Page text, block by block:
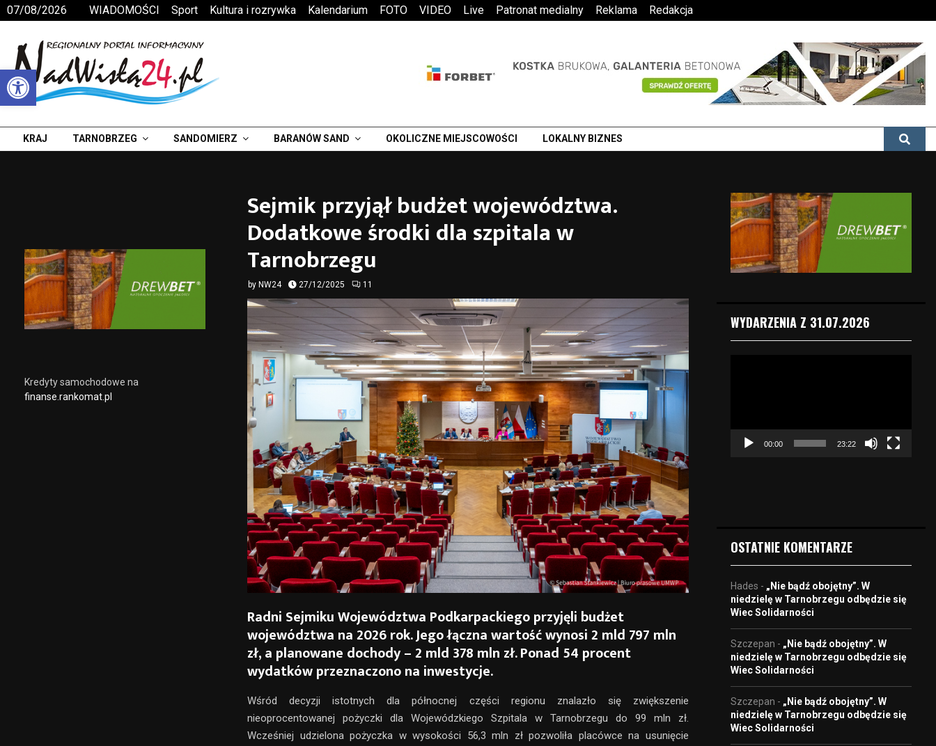
Otwórz pasek narzędzi
07/08/2026 WIADOMOŚCI Sport Kultura i rozrywka Kalendarium FOTO VIDEO Live Patronat medialny Reklama Redakcja
KRAJ TARNOBRZEG SANDOMIERZ BARANÓW SAND OKOLICZNE MIEJSCOWOŚCI LOKALNY BIZNES
Sejmik przyjął budżet województwa.
Dodatkowe środki dla szpitala w
Tarnobrzegu
by NW24 27/12/2025 11
Radni Sejmiku Województwa Podkarpackiego przyjęli budżet
województwa na 2026 rok. Jego łączna wartość wynosi 2 mld 797 mln
zł, a planowane dochody – 2 mld 378 mln zł. Ponad 54 procent
wydatków przeznaczono na inwestycje.
Wśród decyzji istotnych dla północnej części regionu znalazło się zwiększenie
nieoprocentowanej pożyczki dla Wojewódzkiego Szpitala w Tarnobrzegu do 99 mln zł.
Wcześniej udzielona pożyczka w wysokości 56,3 mln zł pozwoliła placówce na usunięcie
Kredyty samochodowe na
finanse.rankomat.pl
WYDARZENIA Z 31.07.2026
e
o
00:00 23:22
OSTATNIE KOMENTARZE
Hades - „Nie bądź obojętny”. W
niedzielę w Tarnobrzegu odbędzie się
Wiec Solidarności
Szczepan - „Nie bądź obojętny”. W
niedzielę w Tarnobrzegu odbędzie się
Wiec Solidarności
Szczepan - „Nie bądź obojętny”. W
niedzielę w Tarnobrzegu odbędzie się
Wiec Solidarności